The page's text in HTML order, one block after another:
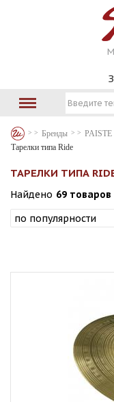
Бренды PAISTE
Тарелки типа Ride
ТАРЕЛКИ ТИПА
Найдено 69 товаров